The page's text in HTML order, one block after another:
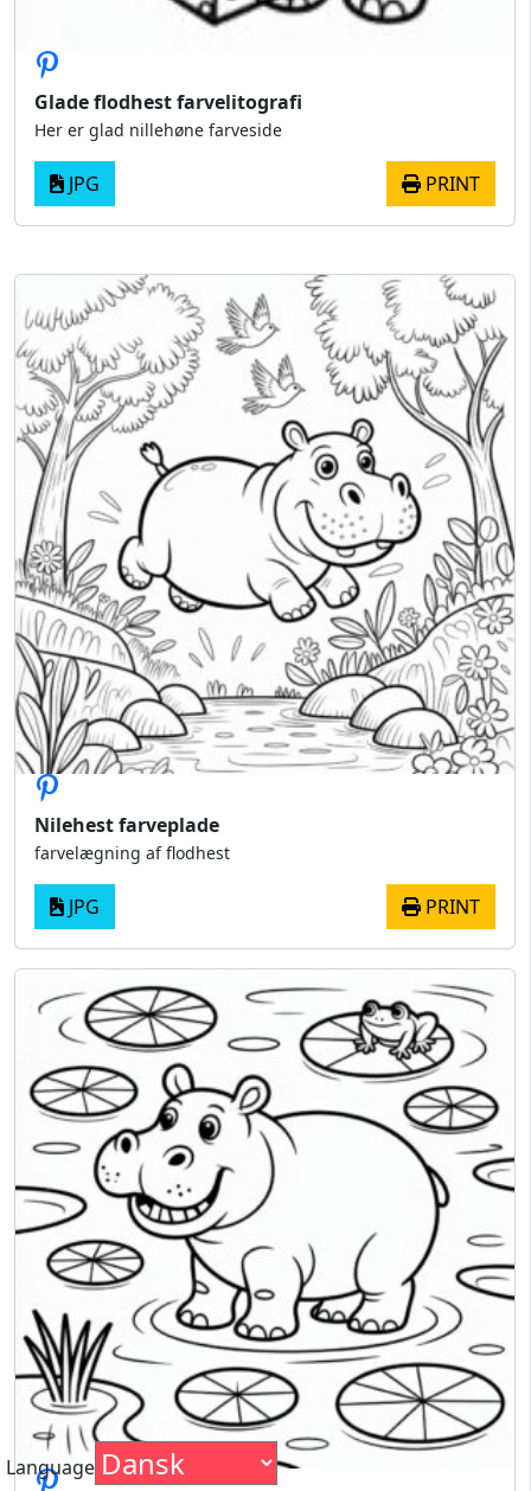
Glade flodhest farvelitografi
Her er glad nillehøne farveside
JPG PRINT
Nilehest farveplade
farvelægning af flodhest
JPG PRINT
Language